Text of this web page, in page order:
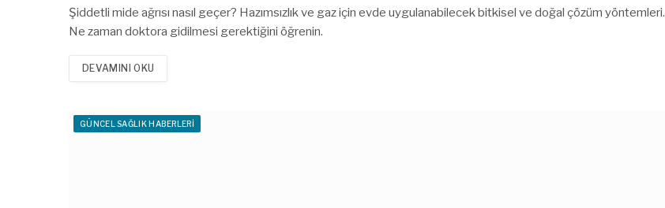
Şiddetli mide ağrısı nasıl geçer? Hazımsızlık ve gaz için evde uygulanabilecek bitkisel ve doğal çözüm yöntemleri.
Ne zaman doktora gidilmesi gerektiğini öğrenin.
DEVAMINI OKU
GÜNCEL SAĞLIK HABERLERI